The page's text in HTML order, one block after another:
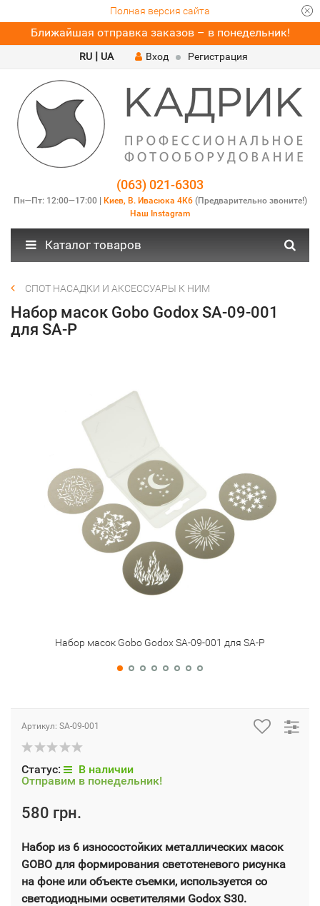
Полная версия сайта
Ближайшая отправка заказов – в понедельник!
RU | UA Вход Регистрация
(063) 021-6303
Пн—Пт: 12:00—17:00 | Киев, В. Ивасюка 4К6(Предварительно звоните!)
Наш Instagram
Каталог товаров
СПОТ НАСАДКИ И АКСЕССУАРЫ К НИМ
Набор масок Gobo Godox SA-09-001
для SA-P
Набор масок Gobo Godox SA-09-001 для SA-P
Артикул: SA-09-001
Статус:
В наличии
Отправим в понедельник!
580 грн.
Набор из 6 износостойких металлических масок
GOBO для формирования светотеневого рисунка
на фоне или объекте съемки, используется со
светодиодными осветителями Godox S30.